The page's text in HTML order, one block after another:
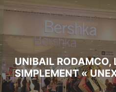
UNIBAIL RODAMCO,
SIMPLEMENT «